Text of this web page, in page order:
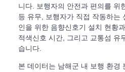
니다. 보행자의 안전과 편의를 위
등 유무, 보행자가 직접 작동하는
인을 위한 음향신호기 설치 현황
적색신호 시간, 그리고 교통섬 유
습니다.
본 데이터는 남해군 내 보행 환경